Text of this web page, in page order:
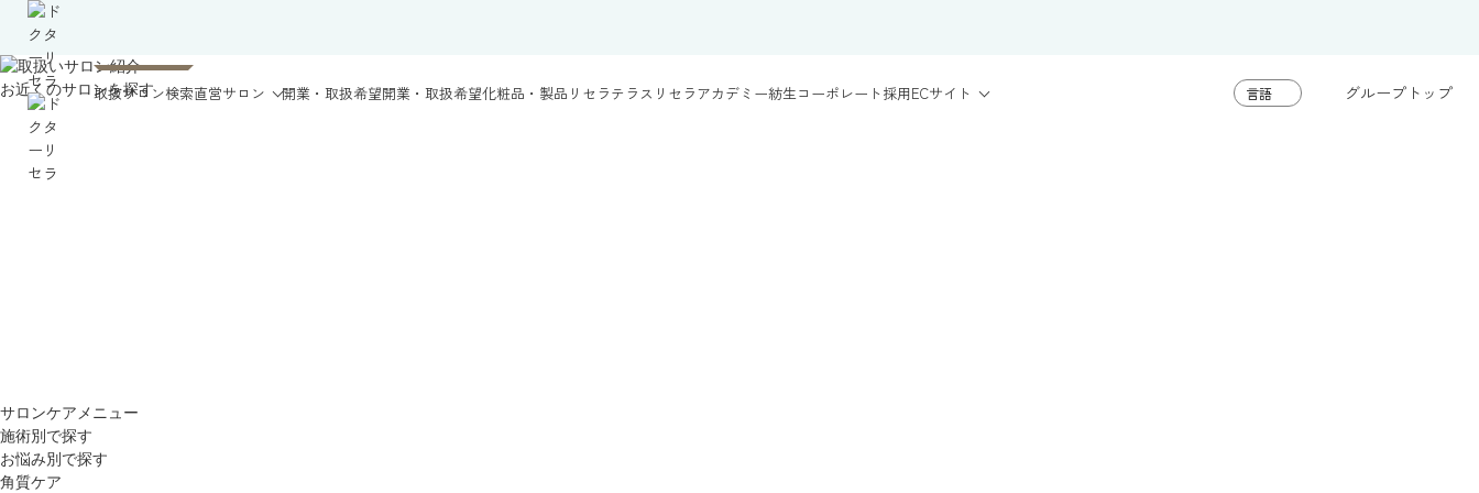
取扱サロン検索直営サロン 開業・取扱希望開業・取扱希望化粧品・製品 リセラテラス リセラアカデミー紡生コーポレート採用ECサイト グループトップ
お近くのサロンを探す
サロンケアメニュー
施術別で探す
お悩み別で探す
角質ケア